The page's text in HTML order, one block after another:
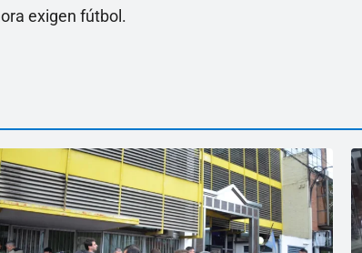
exigen fútbol.